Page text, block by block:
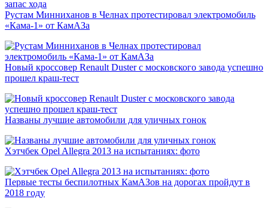
Рустам Минниханов в Челнах протестировал электромобиль
«Кама-1» от КамАЗа
Новый кроссовер Renault Duster с московского завода успешно
прошел краш-тест
Названы лучшие автомобили для уличных гонок
Хэтчбек Opel Allegra 2013 на испытаниях: фото
Первые тесты беспилотных КамАЗов на дорогах пройдут в
2018 году